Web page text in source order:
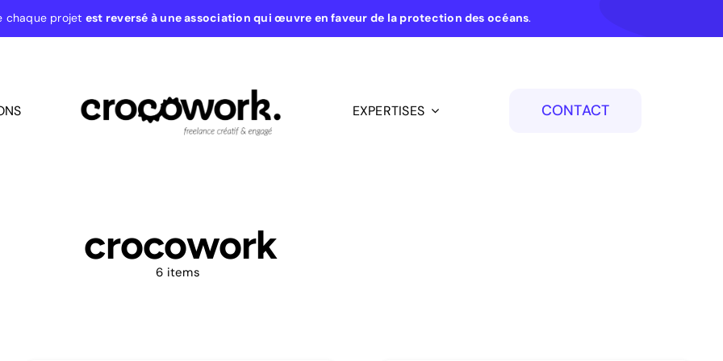
chaque projet est reversé à une association qui œuvre en faveur de la protection des océans.
EXPERTISES CONTACT
crocowork
6 items